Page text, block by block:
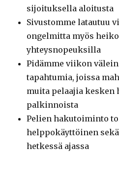
sijoituksella aloitusta
Sivustomme latautuu
ongelmitta myös
yhteysnopeuksilla
Pidämme viikon
tapahtumia, joissa
muita pelaajia kesken
palkinnoista
Pelien hakutoiminto
helppokäyttöinen
hetkessä ajassa